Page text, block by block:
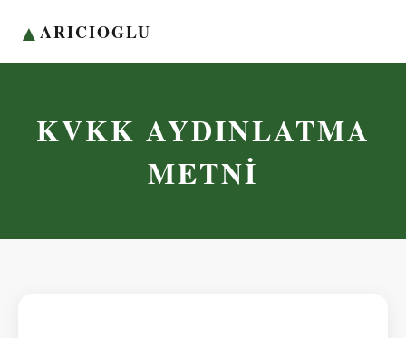
▲ARICIOGLU
KVKK AYDINLATMA
METNİ